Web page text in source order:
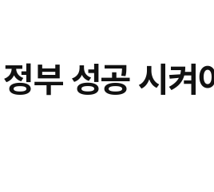
부 성공 시